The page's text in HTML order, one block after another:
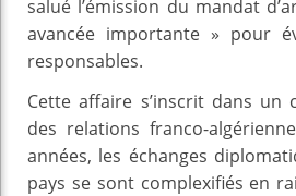
salué l’émission du mandat
avancée importante » pour
responsables.
Cette affaire s’inscrit dans un
des relations franco-
années, les échanges
pays se sont complexifiés en